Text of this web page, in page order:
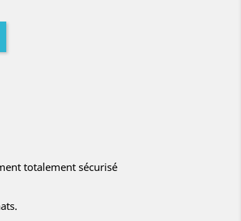
totalement sécurisé